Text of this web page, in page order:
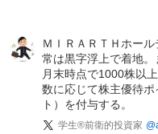
や
ＭＩＲＡＲＴＨホー
常は黒字浮上で着地
月末時点で1000株以
数に応じて株主優待
ト）を付与する。
学生®前衛的投資家 @